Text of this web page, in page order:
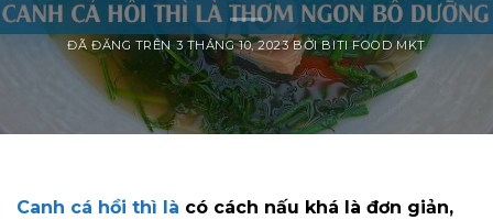
ĐÃ ĐĂNG TRÊN3 THÁNG 10, 2023 BỞIBITI FOOD MKT
Canh cá hồi thì là có cách nấu khá là đơn giản,